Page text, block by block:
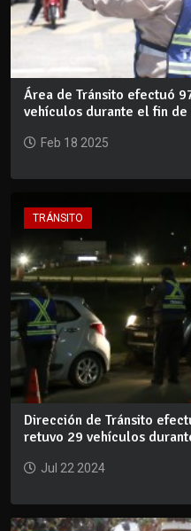
Área de Tránsito efectuó
vehículos durante el fin de
Feb 18 2025
TRÁNSITO
Dirección de Tránsito
retuvo 29 vehículos
Jul 22 2024